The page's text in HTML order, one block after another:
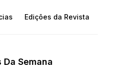
Edições da Revista
Semana